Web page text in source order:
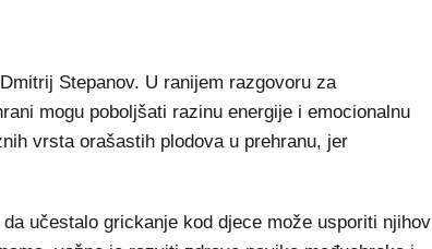
Stepanov. U ranijem razgovoru za
mogu poboljšati razinu energije i emocionalnu
vrsta orašastih plodova u prehranu, jer
učestalo grickanje kod djece može usporiti njihov